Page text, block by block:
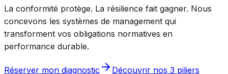
La conformité protège. La résilience fait gagner. Nous
concevons les systèmes de management qui
transforment vos obligations normatives en
performance durable.
Réserver mon diagnostic Découvrir nos 3 piliers